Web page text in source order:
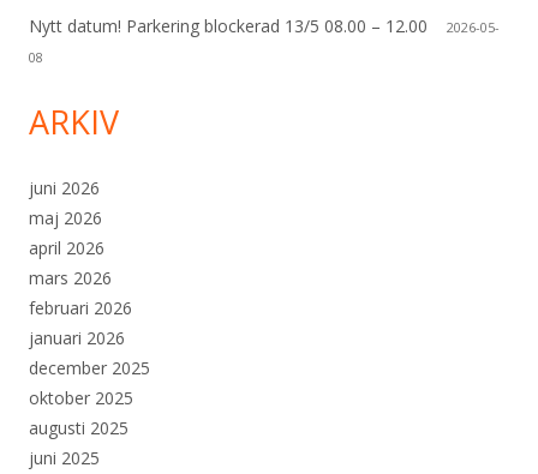
Nytt datum! Parkering blockerad 13/5 08.00 – 12.00
2026-05-
08
ARKIV
juni 2026
maj 2026
april 2026
mars 2026
februari 2026
januari 2026
december 2025
oktober 2025
augusti 2025
juni 2025